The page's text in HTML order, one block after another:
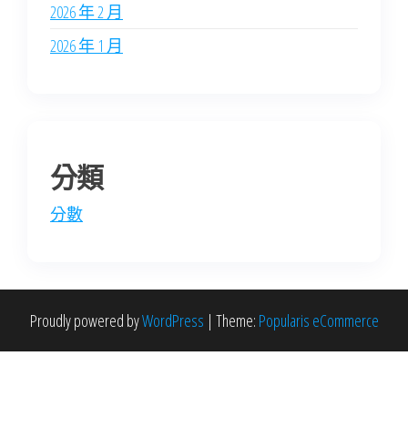
2026 年 2 月
2026 年 1 月
分類
分數
Proudly powered byWordPress | Theme: Popularis eCommerce